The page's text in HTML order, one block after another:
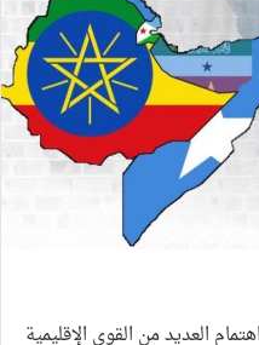
العديد من القوى الإقليمية